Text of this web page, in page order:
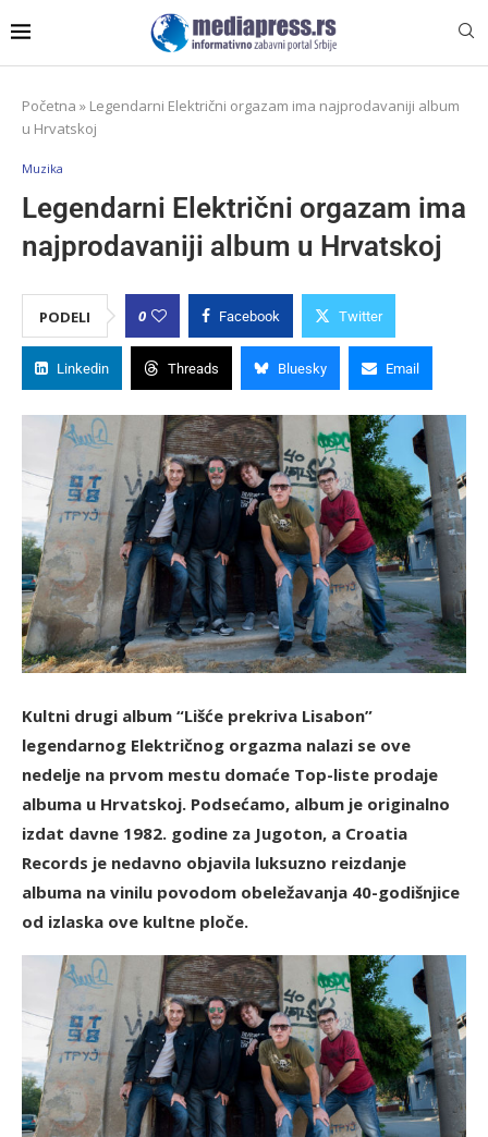
Početna » Legendarni Električni orgazam ima najprodavaniji album
u Hrvatskoj
Muzika
Legendarni Električni orgazam ima
najprodavaniji album u Hrvatskoj
PODELI 0 Facebook Twitter
Linkedin Threads Bluesky Email
Kultni drugi album “Lišće prekriva Lisabon”
legendarnog Električnog orgazma nalazi se ove
nedelje na prvom mestu domaće Top-liste prodaje
albuma u Hrvatskoj. Podsećamo, album je originalno
izdat davne 1982. godine za Jugoton, a Croatia
Records je nedavno objavila luksuzno reizdanje
albuma na vinilu povodom obeležavanja 40-godišnjice
od izlaska ove kultne ploče.